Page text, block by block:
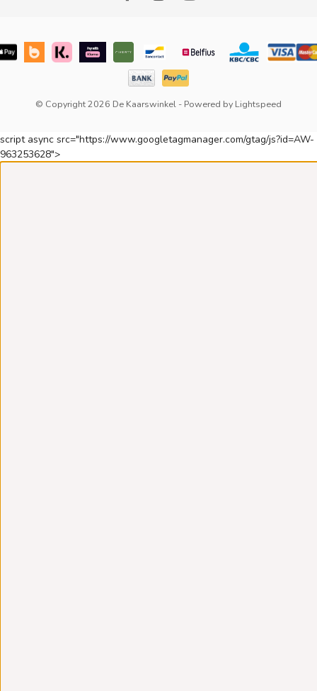
© Copyright 2026 De Kaarswinkel - Powered by Lightspeed
script async src="https://www.googletagmanager.com/gtag/js?id=AW-
963253628">